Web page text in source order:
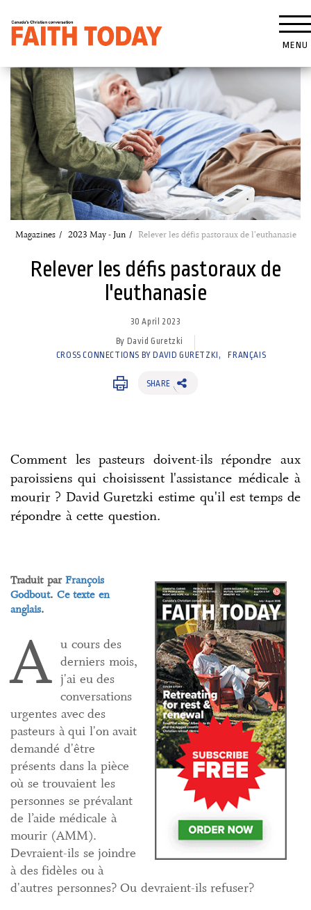
MENU
Magazines 2023 May - Jun Relever les défis pastoraux de l'euthanasie
Relever les défis pastoraux de
l'euthanasie
30 April 2023
By David Guretzki
CROSS CONNECTIONS BY DAVID GURETZKI
FRANÇAIS
SHARE
Comment les pasteurs doivent-ils répondre aux
paroissiens qui choisissent l'assistance médicale à
mourir ? David Guretzki estime qu'il est temps de
répondre à cette question.
Traduit par François
Godbout. Ce texte en
anglais.
A u cours des
derniers mois,
j'ai eu des
conversations
urgentes avec des
pasteurs à qui l'on avait
demandé d'être
présents dans la pièce
où se trouvaient les
personnes se prévalant
de l’aide médicale à
mourir (AMM).
Devraient-ils se joindre
à des fidèles ou à
d'autres personnes? Ou devraient-ils refuser?